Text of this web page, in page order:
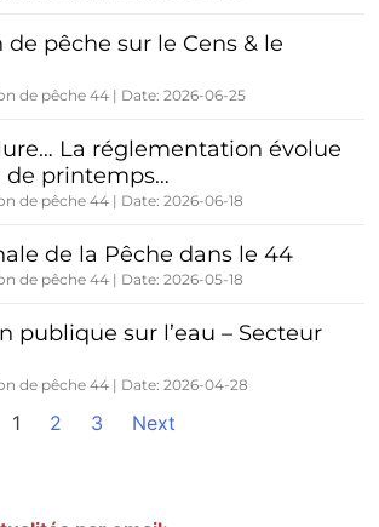
pêche sur le Cens & le
de pêche 44 Date: 2026-06-25
La réglementation évolue
de printemps…
de pêche 44 Date: 2026-06-18
de la Pêche dans le 44
de pêche 44 Date: 2026-05-18
publique sur l’eau – Secteur
de pêche 44 Date: 2026-04-28
1 2 3 Next